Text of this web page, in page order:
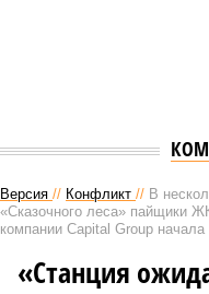
Версия // Конфликт // В
«Сказочного леса» пайщики
компании Capital Group
«Станция